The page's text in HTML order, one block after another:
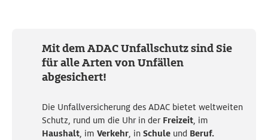
Mit dem ADAC Unfallschutz sind Sie
für alle Arten von Unfällen
abgesichert!
Die Unfallversicherung des ADAC bietet weltweiten
Schutz, rund um die Uhr in der Freizeit, im
Haushalt, im Verkehr, in Schule und Beruf.